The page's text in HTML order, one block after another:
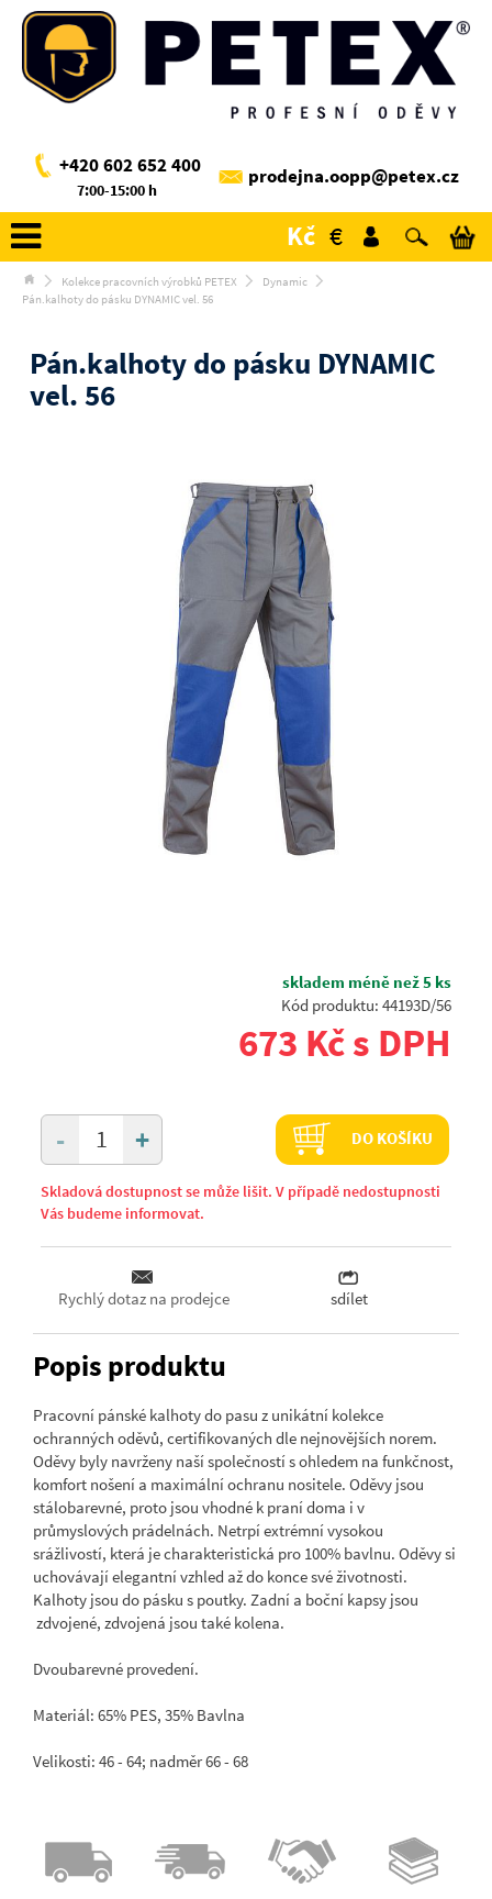
+420 602 652 400
7:00-15:00 h
prodejna.oopp@petex.cz
Kč €
Kolekce pracovních výrobků PETEX
Dynamic
Pán.kalhoty do pásku DYNAMIC vel. 56
Pán.kalhoty do pásku DYNAMIC
vel. 56
skladem méně než 5 ks
Kód produktu: 44193D/56
673 Kč s DPH
+
- DO KOŠÍKU
Skladová dostupnost se může lišit. V případě nedostupnosti
Vás budeme informovat.
Rychlý dotaz na prodejce sdílet
Popis produktu
Pracovní pánské kalhoty do pasu z unikátní kolekce
ochranných oděvů, certifikovaných dle nejnovějších norem.
Oděvy byly navrženy naší společností s ohledem na funkčnost,
komfort nošení a maximální ochranu nositele. Oděvy jsou
stálobarevné, proto jsou vhodné k praní doma i v
průmyslových prádelnách. Netrpí extrémní vysokou
srážlivostí, která je charakteristická pro 100% bavlnu. Oděvy si
uchovávají elegantní vzhled až do konce své životnosti.
Kalhoty jsou do pásku s poutky. Zadní a boční kapsy jsou
zdvojené, zdvojená jsou také kolena.
Dvoubarevné provedení.
Materiál: 65% PES, 35% Bavlna
Velikosti: 46 - 64; nadměr 66 - 68